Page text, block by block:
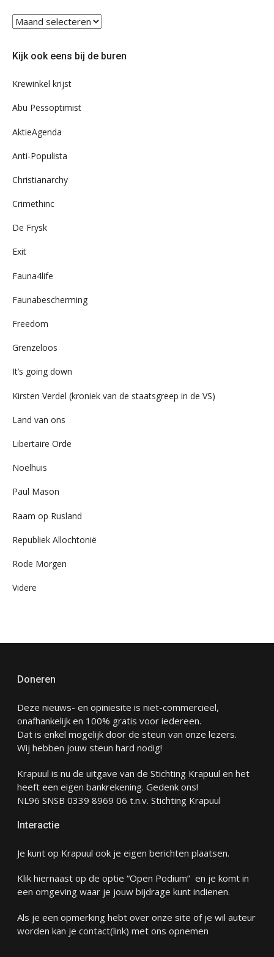
Blader
ons
Kijk ook eens bij de buren
Krewinkel krijst
Abu Pessoptimist
AktieAgenda
Anti-Populista
Christianarchy
Crimethinc
De Frysk
Exit
Fauna4life
Faunabescherming
Freedom
Grenzeloos
It’s going down
Kirsten Verdel (kroniek van de staatsgreep in de VS)
Land van ons
Libertaire Orde
Noelhuis
Paul Mason
Raam op Rusland
Republiek Allochtonië
Rode Morgen
Videre
Doneren
Deze nieuws- en opiniesite is niet-commercieel,
onafhankelijk en 100% gratis voor iedereen.
Dat is enkel mogelijk door de steun van onze lezers.
Wij hebben jouw steun hard nodig!
Krapuul is nu de uitgave van de Stichting Krapuul en het
heeft een eigen bankrekening. Gedenk ons!
NL96 SNSB 0339 8969 06 t.n.v. Stichting Krapuul
Interactie
Je kunt op Krapuul ook je eigen berichten plaatsen.
Klik hiernaast op de optie “Open Podium” en je komt in
een omgeving waar je jouw bijdrage kunt indienen.
Als je een opmerking hebt over onze site of je wil auteur
worden kan je contact(link) met ons opnemen